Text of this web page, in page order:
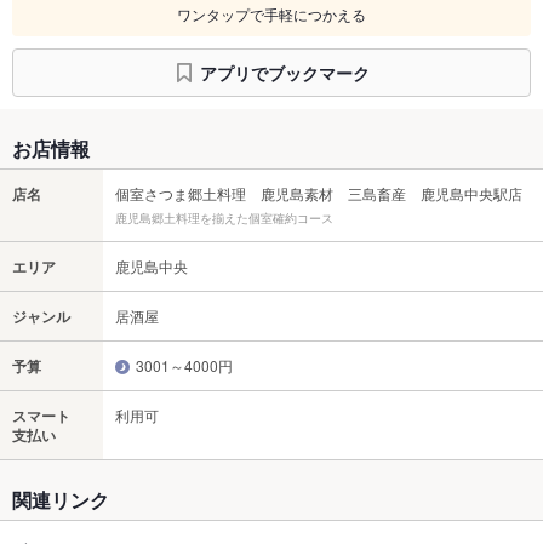
ワンタップで手軽につかえる
アプリでブックマーク
お店情報
店名 個室さつま郷土料理 鹿児島素材 三島畜産 鹿児島中央駅店
鹿児島郷土料理を揃えた個室確約コース
エリア 鹿児島中央
ジャンル 居酒屋
予算 3001～4000円
スマート
支払い
利用可
関連リンク